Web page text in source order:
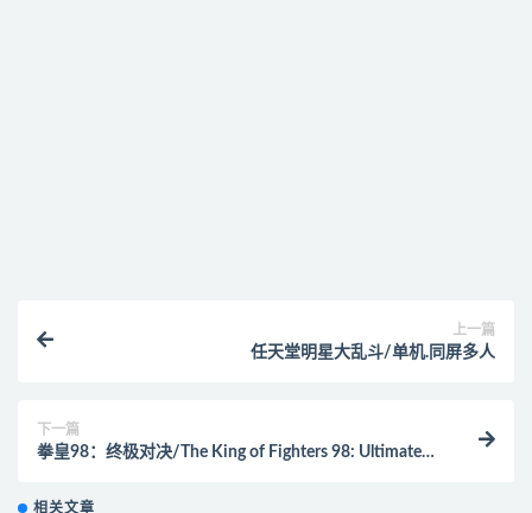
上一篇
任天堂明星大乱斗/单机.同屏多人
下一篇
拳皇98：终极对决/The King of Fighters 98: Ultimate
相关文章